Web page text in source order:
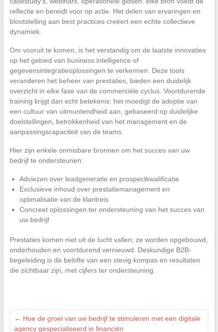
reflectie en bereidt voor op actie. Het delen van ervaringen en
blootstelling aan best practices creëert een echte collectieve
dynamiek.
Om vooruit te komen, is het verstandig om de laatste innovaties
op het gebied van business intelligence of
gegevensintegratieoplossingen te verkennen. Deze tools
veranderen het beheer van prestaties, bieden een duidelijk
overzicht in elke fase van de commerciële cyclus. Voortdurende
training krijgt dan echt betekenis: het moedigt de adoptie van
een cultuur van uitmuntendheid aan, gebaseerd op duidelijke
doelstellingen, betrokkenheid van het management en de
aanpassingscapaciteit van de teams.
Hier zijn enkele onmisbare bronnen om het succes van uw
bedrijf te ondersteunen:
Adviezen over leadgeneratie en prospectkwalificatie
Exclusieve inhoud over prestatiemanagement en
optimalisatie van de klantreis
Concreet oplossingen ter ondersteuning van het succes van
uw bedrijf
Prestaties komen niet uit de lucht vallen; ze worden opgebouwd,
onderhouden en voortdurend vernieuwd. Deskundige B2B-
begeleiding is de belofte van een stevig kompas en resultaten
die zichtbaar zijn, met cijfers ter ondersteuning.
← Hoe de groei van uw bedrijf te stimuleren met een digitale
agency gespecialiseerd in financiën